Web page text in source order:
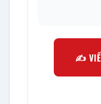
✍️